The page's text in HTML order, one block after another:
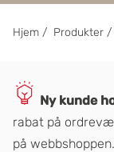
Hjem / Produkter /
Ny kunde
rabat på ordrevæ
på webbshoppen.